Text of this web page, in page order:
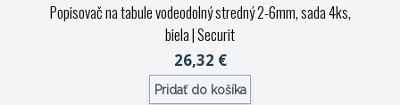
Popisovač na tabule vodeodolný stredný 2-6mm, sada 4ks,
biela| Securit
26,32 €
Pridať do košíka